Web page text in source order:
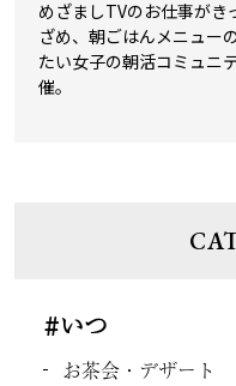
めざましTVのお仕事がき
ざめ、朝ごはんメニュー
たい女子の朝活コミュニ
催。
#いつ
お茶会・デザート